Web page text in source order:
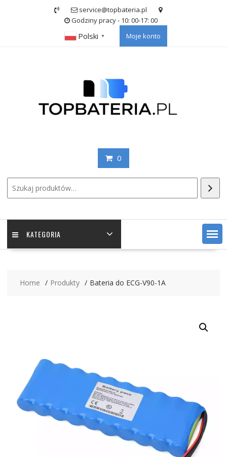
service@topbateria.pl
Godziny pracy - 10: 00-17: 00
Polski ▼ Moje konto
0
KATEGORIA
Home Produkty Bateria do ECG-V90-1A